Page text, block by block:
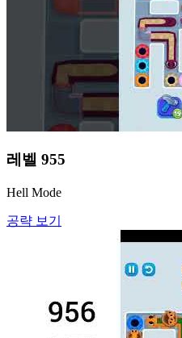
레벨 955
Hell Mode
공략 보기